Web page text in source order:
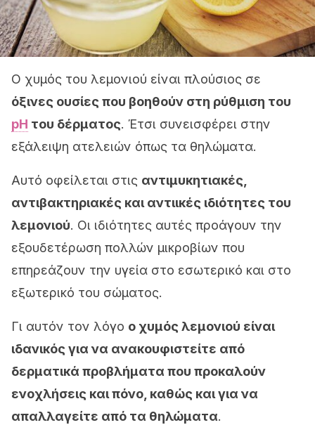
Ο χυμός του λεμονιού είναι πλούσιος σε
όξινες ουσίες που βοηθούν στη ρύθμιση του
pH του δέρματος. Έτσι συνεισφέρει στην
εξάλειψη ατελειών όπως τα θηλώματα.
Αυτό οφείλεται στις αντιμυκητιακές,
αντιβακτηριακές και αντιικές ιδιότητες του
λεμονιού. Οι ιδιότητες αυτές προάγουν την
εξουδετέρωση πολλών μικροβίων που
επηρεάζουν την υγεία στο εσωτερικό και στο
εξωτερικό του σώματος.
Γι αυτόν τον λόγο ο χυμός λεμονιού είναι
ιδανικός για να ανακουφιστείτε από
δερματικά προβλήματα που προκαλούν
ενοχλήσεις και πόνο, καθώς και για να
απαλλαγείτε από τα θηλώματα.